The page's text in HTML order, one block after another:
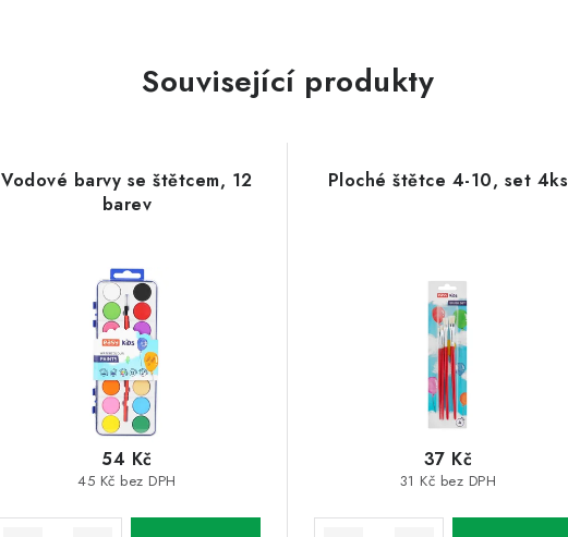
Související produkty
Vodové barvy se štětcem, 12
barev
45 Kč bez DPH
54 Kč
Ploché štětce 4-10, set 4ks
31 Kč bez DPH
37 Kč